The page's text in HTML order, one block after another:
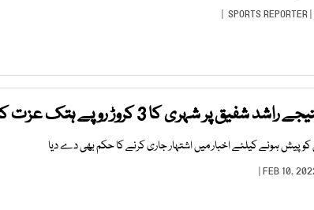
SPORTS REPORTER|
پر شہری کا 3 کروڑ روپے ہتک عزت کا دعویٰ
پیش ہونے کیلئے اخبار میں اشتہار جاری کرنے کا حکم بھی دے دیا